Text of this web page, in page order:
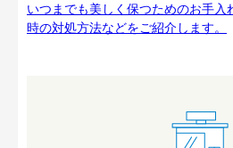
いつまでも美しく保つためのお手入
時の対処方法などをご紹介します。